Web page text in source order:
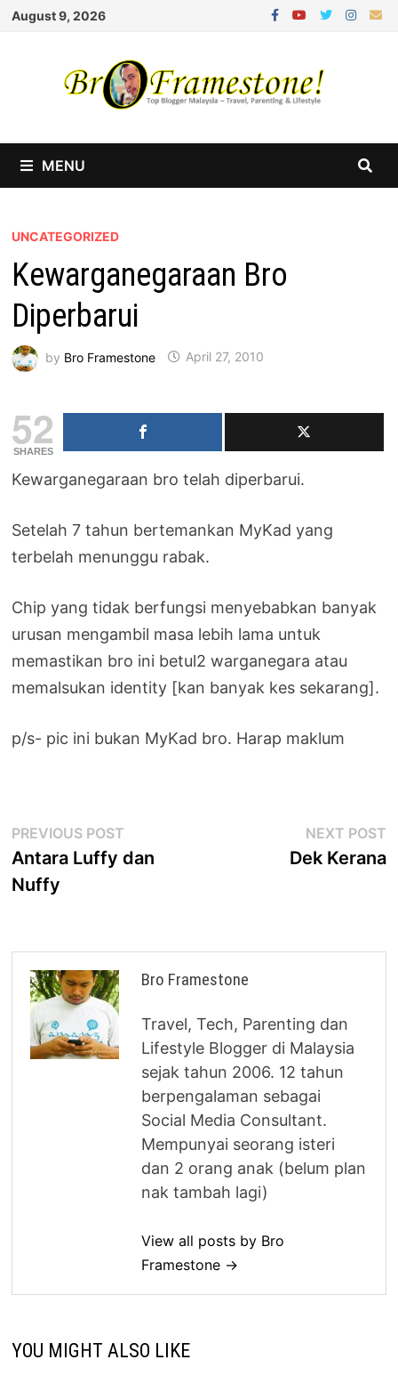
Skip
August 9, 2026
MENU
UNCATEGORIZED
Kewarganegaraan Bro
Diperbarui
by Bro Framestone April 27, 2010
52
SHARES
Kewarganegaraan bro telah diperbarui.
Setelah 7 tahun bertemankan MyKad yang
terbelah menunggu rabak.
Chip yang tidak berfungsi menyebabkan banyak
urusan mengambil masa lebih lama untuk
memastikan bro ini betul2 warganegara atau
memalsukan identity [kan banyak kes sekarang].
p/s- pic ini bukan MyKad bro. Harap maklum
Post
navigation
PREVIOUS POST
post:
Antara Luffy dan
Nuffy
NEXT POST
Dek Kerana
Bro Framestone
Travel, Tech, Parenting dan
Lifestyle Blogger di Malaysia
sejak tahun 2006. 12 tahun
berpengalaman sebagai
Social Media Consultant.
Mempunyai seorang isteri
dan 2 orang anak (belum plan
nak tambah lagi)
View all posts by Bro
Framestone →
YOU MIGHT ALSO LIKE